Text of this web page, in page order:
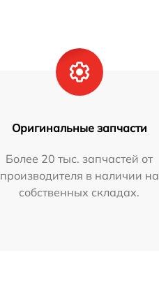
Оригинальные запчасти
Более 20 тыс. запчастей от
производителя в наличии на
собственных складах.